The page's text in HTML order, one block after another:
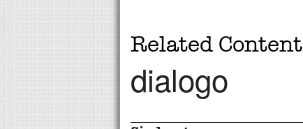
Related Content
dialogo